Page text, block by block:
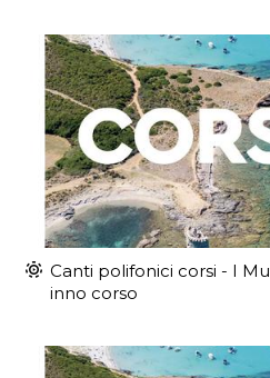
Canti polifonici corsi - I
inno corso